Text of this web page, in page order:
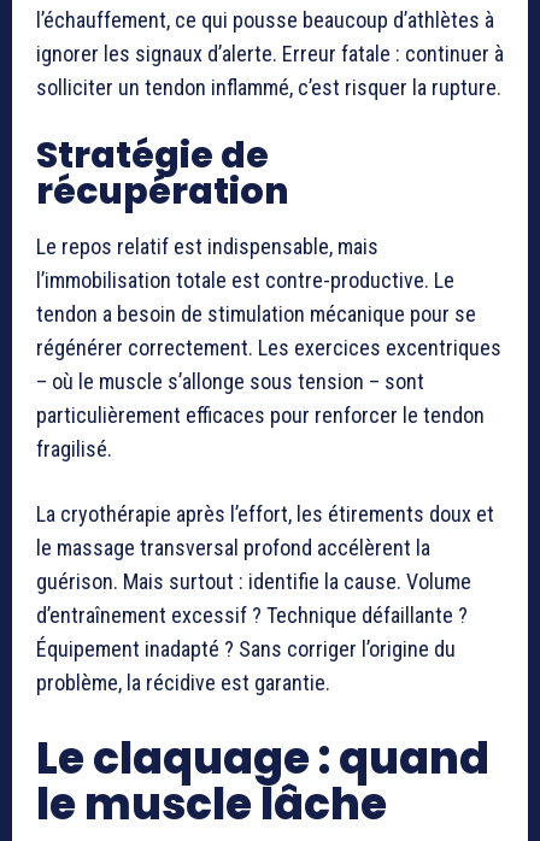
l’échauffement, ce qui pousse beaucoup d’athlètes à
ignorer les signaux d’alerte. Erreur fatale : continuer à
solliciter un tendon inflammé, c’est risquer la rupture.
Stratégie de
récupération
Le repos relatif est indispensable, mais
l’immobilisation totale est contre-productive. Le
tendon a besoin de stimulation mécanique pour se
régénérer correctement. Les exercices excentriques
– où le muscle s’allonge sous tension – sont
particulièrement efficaces pour renforcer le tendon
fragilisé.
La cryothérapie après l’effort, les étirements doux et
le massage transversal profond accélèrent la
guérison. Mais surtout : identifie la cause. Volume
d’entraînement excessif ? Technique défaillante ?
Équipement inadapté ? Sans corriger l’origine du
problème, la récidive est garantie.
Le claquage : quand
le muscle lâche